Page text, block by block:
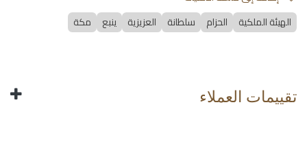
الهيئة الملكية
الحزام سلطانة العزيزية ينبع مكة
تقييمات العملاء